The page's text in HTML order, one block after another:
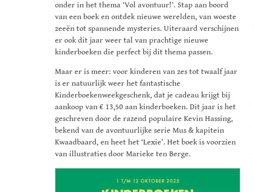
onder in het thema ‘Vol avontuur!’. Stap aan boord
van een boek en ontdek nieuwe werelden, van woeste
zeeën tot spannende mysteries. Uiteraard verschijnen
er ook dit jaar weer tal van prachtige nieuwe
kinderboeken die perfect bij dit thema passen.
Maar er is meer: voor kinderen van zes tot twaalf jaar
is er natuurlijk weer het fantastische
Kinderboekenweekgeschenk, dat je cadeau krijgt bij
aankoop van € 13,50 aan kinderboeken. Dit jaar is het
geschreven door de razend populaire Kevin Hassing,
bekend van de avontuurlijke serie Mus & kapitein
Kwaadbaard, en heet het ‘Lexie’. Het boek is voorzien
van illustraties door Marieke ten Berge.